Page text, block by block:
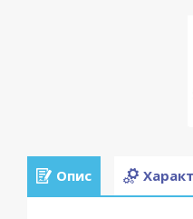
Опис